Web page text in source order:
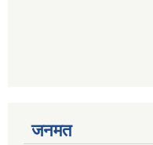
जनमत